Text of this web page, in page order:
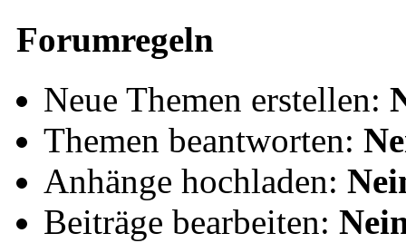
Forumregeln
Neue Themen erstellen:
Themen beantworten:
Anhänge hochladen:
Beiträge bearbeiten: